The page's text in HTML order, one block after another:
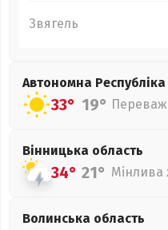
Звягель
Автономна
33° 19°
Вінницька область
34° 21° Мінлива
Волинська область